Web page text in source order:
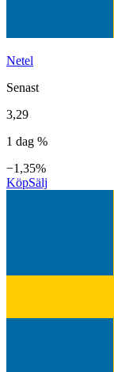
Netel
Senast
3,29
1 dag %
−1,35%
KöpSälj